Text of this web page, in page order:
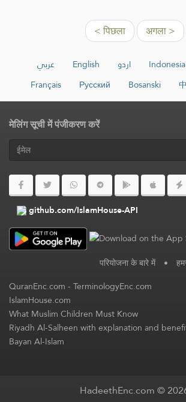
< पिछला अगला >
عربي English اردو Indonesia
Français
Русский Bosanski
मेलिंग सूची में पंजीकरण करें
github.com/IslamHouse-API
परियोजना के बारे में •
QuranEnc.com-TerminologyEnc.com
IslamHouse.com
What Muslim Children Must Know
Riyadh Al-Salheen with explanation and
Bayan Al-Islam
HadeethEnc.com ©